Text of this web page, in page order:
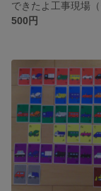
500円